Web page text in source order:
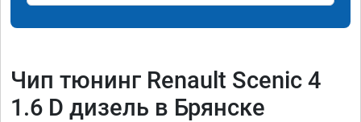
Чип тюнинг Renault Scenic 4
1.6 D дизель в Брянске